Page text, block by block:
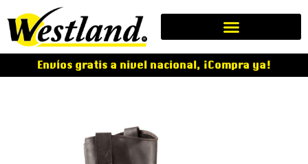
Envíos gratis a nivel nacional, ¡Compra ya!